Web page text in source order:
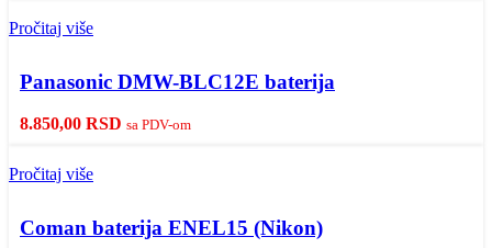
Pročitaj više
Panasonic DMW-BLC12E baterija
8.850,00 RSD sa PDV-om
Pročitaj više
Coman baterija ENEL15 (Nikon)